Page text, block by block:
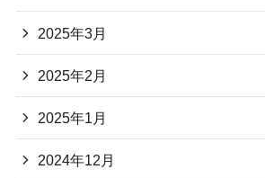
2025年3月
2025年2月
2025年1月
2024年12月